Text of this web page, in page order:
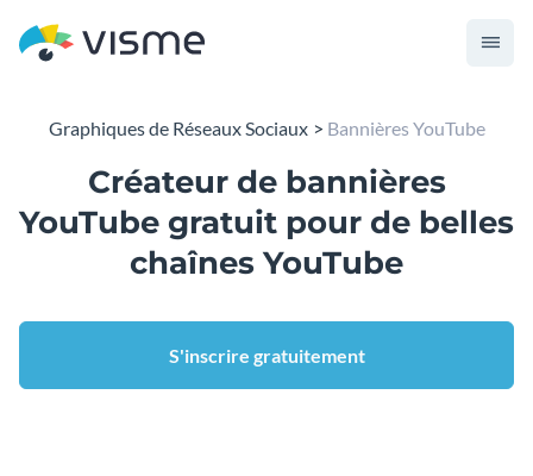
Graphiques de Réseaux Sociaux Bannières YouTube
Créateur de bannières
YouTube gratuit pour de belles
chaînes YouTube
S'inscrire gratuitement